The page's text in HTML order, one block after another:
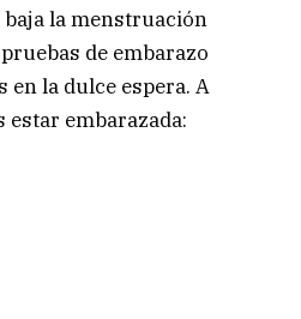
la menstruación
de embarazo
la dulce espera. A
embarazada: